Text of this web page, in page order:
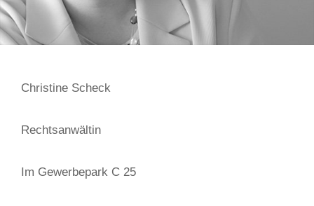
Christine Scheck
Rechtsanwältin
Im Gewerbepark C 25